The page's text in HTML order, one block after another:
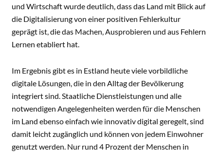
und Wirtschaft wurde deutlich, dass das Land mit Blick auf
die Digitalisierung von einer positiven Fehlerkultur
geprägt ist, die das Machen, Ausprobieren und aus Fehlern
Lernen etabliert hat.
Im Ergebnis gibt es in Estland heute viele vorbildliche
digitale Lösungen, die in den Alltag der Bevölkerung
integriert sind. Staatliche Dienstleistungen und alle
notwendigen Angelegenheiten werden für die Menschen
im Land ebenso einfach wie innovativ digital geregelt, sind
damit leicht zugänglich und können von jedem Einwohner
genutzt werden. Nur rund 4 Prozent der Menschen in